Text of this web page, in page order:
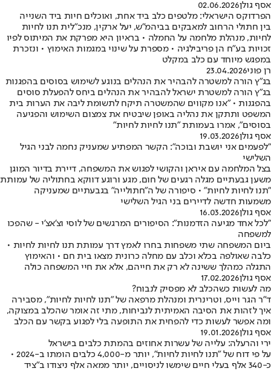
אסף גולן02.06.2026
הפרדוקס הישראלי: מלטפים כלב ביד אחת, ואוכלים חיות ביד השנייה
בין חתולי הרחוב למאבקים בביהמ"ש, יעל ארקין, מנכ"לית תנו לחיות
לחיות, מנהלת מלחמה על החמלה • בראיון היא מפרקת את המיתוס לפיו
זכויות בע"ח הן פריבילגיה • מספרת על שינוי במגמות האימוץ • ונזכרת
במפגש מיוחד עם כלב במקלט
רן פוני23.04.2026
בג"ץ הורה למשטרה להבהיר את הנהלים בנוגע לשימוש בסוסים בהפגנות
בג"ץ הורה למשטרת ישראל להבהיר את הנהלים ביחס להפעלת סוסים
בהפגנות • "אנו מקווים שהמשטרה תיקח לתשומת ליבה את הערות בית
המשפט ותתקן את נהליה באופן שיבטיח את צמצום השימוש והפגיעה
בסוסים", אמרו בעמותת "תנו לחיות לחיות"
אסף גולן19.03.2026
"לפעמים אני יושבת ובוכה": הקשר המפתיע שמעניק נחמה לבני הגיל
השלישי
בצל המלחמה עם איראן והקושי לפגוש את המשפחה, דיירת בדיור המוגן
משען גבעתיים מגלה רגעים של חום, מגע ורוגע דווקא בחתוליה של עמותת
"תנו לחיות לחיות" • סיפורה של ה"חתולייה" בגבעתיים שמעניקה
משמעות חדשה לדיירים בני הגיל השלישי
אסף גולן16.03.2026
"לכל אחד מגיעה הזדמנות": הסיפורים המרגשים של לוסי וצ'אצ'י - שהפכו
למשפחה
ביום המשפחה שתי משפחות בחרו לאמץ דרך עמותת תנו לחיות לחיות •
כלבה שאולפה בכלא וכלב עם מחלה כרונית מצאו בית חם • והאימוץ
התגלה כמהלך ששינה לא רק את חייהם, אלא את חיי המשפחה כולה
אסף גולן17.02.2026
מה לעשות כשהכלב לא מפסיק לנבוח?
ד"ר הגר וייס, וטרינרית ומנהלת מרפאה של "תנו לחיות לחיות", מסבירה
איך לזהות את הסיבה האמיתית לנביחות, מתי זה אומר שהכלב במצוקה,
ומה אפשר לעשות כדי להפחית את התופעה בלי לפגוע בקשר עם הכלב
אסף גולן19.01.2026
ירי והרעלה: עלייה של עשרות אחוזים בהמתת כלבים בישראל
על פי דוח של "תנו לחיות לחיות", יותר מ-4,000 כלבים הומתו ב-2024 •
כ-340 אלף בעלי חיים שימשו לניסויים, יותר ממאה אלף ניצודו ב"ציד